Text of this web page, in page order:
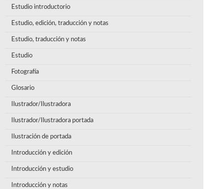
Estudio introductorio
Estudio, edición, traducción y notas
Estudio, traducción y notas
Estudio
Fotografía
Glosario
Ilustrador/Ilustradora
Ilustrador/Ilustradora portada
Ilustración de portada
Introducción y edición
Introducción y estudio
Introducción y notas